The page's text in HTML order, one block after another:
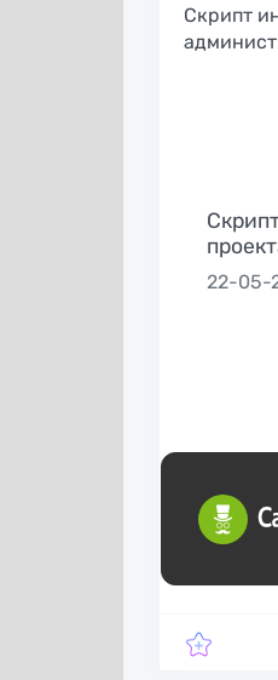
Скрипт
22-05-
— программа для
рассылки и
Скрипт социальной